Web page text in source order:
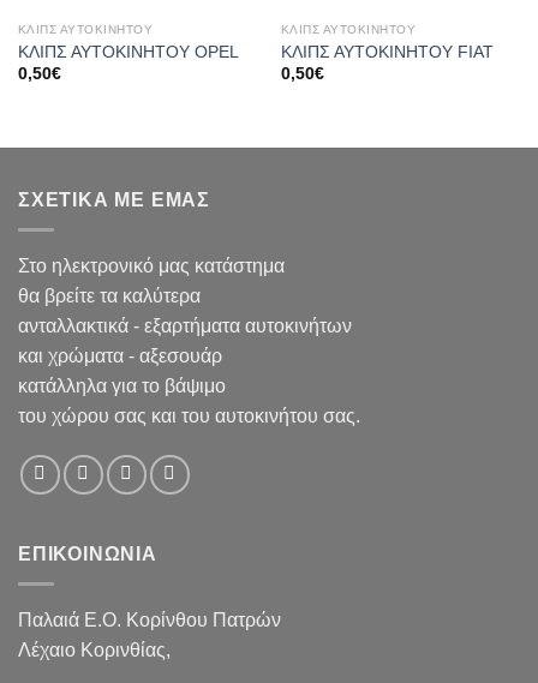
ΚΛΙΠΣ ΑΥΤΟΚΙΝΗΤΟΥ
ΚΛΙΠΣ ΑΥΤΟΚΙΝΗΤΟΥ OPEL
0,50€
ΚΛΙΠΣ ΑΥΤΟΚΙΝΗΤΟΥ
ΚΛΙΠΣ ΑΥΤΟΚΙΝΗΤΟΥ FIAT
0,50€
ΣΧΕΤΙΚΑ ΜΕ ΕΜΑΣ
Στο ηλεκτρονικό μας κατάστημα
θα βρείτε τα καλύτερα
ανταλλακτικά - εξαρτήματα αυτοκινήτων
και χρώματα - αξεσουάρ
κατάλληλα για το βάψιμο
του χώρου σας και του αυτοκινήτου σας.
ΕΠΙΚΟΙΝΩΝΙΑ
Παλαιά Ε.Ο. Κορίνθου Πατρών
Λέχαιο Κορινθίας,